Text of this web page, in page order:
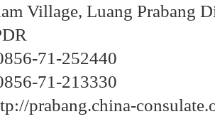
Village, Luang Prabang
71-252440
71-213330
prabang.china-